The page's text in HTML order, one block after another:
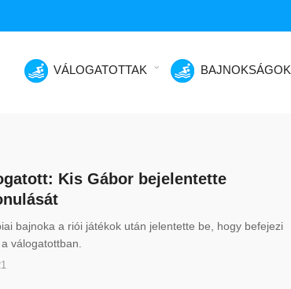
VÁLOGATOTTAK BAJNOKSÁGOK
Kis Gábor bejelentette
bajnoka a riói játékok után jelentette be, hogy befejezi
válogatottban.